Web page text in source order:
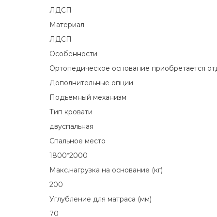
ЛДСП
Материал
ЛДСП
Особенности
Ортопедическое основание приобретается
Дополнительные опции
Подъемный механизм
Тип кровати
двуспальная
Спальное место
1800*2000
Макс.нагрузка на основание (кг)
200
Углубление для матраса (мм)
70